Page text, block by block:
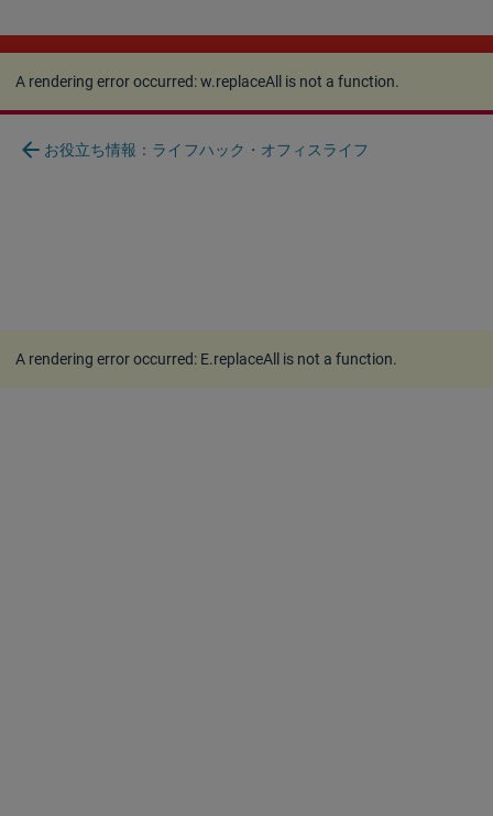
A rendering error occurred:w.replaceAll is not a
function.
A rendering error occurred:w.replaceAll is not a function.
arrow_back お役立ち情報：ライフハック・オフィスライフ
A rendering error occurred: E.replaceAll is not a function.